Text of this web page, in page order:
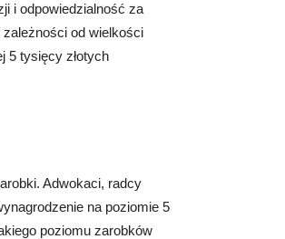
i odpowiedzialność za
od wielkości
5 tysięcy złotych
Adwokaci, radcy
na poziomie 5
poziomu zarobków